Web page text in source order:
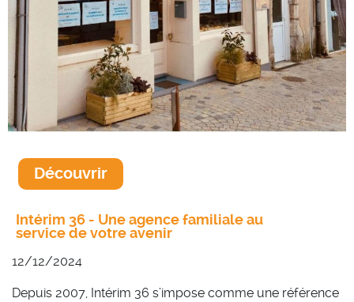
Découvrir
Intérim 36 - Une agence familiale au
service de votre avenir
12/12/2024
Depuis 2007, Intérim 36 s’impose comme une référence